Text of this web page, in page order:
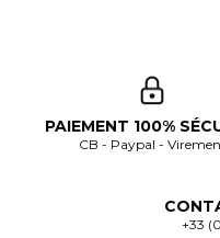
PAIEMENT 100%
CB - Paypal -
+33